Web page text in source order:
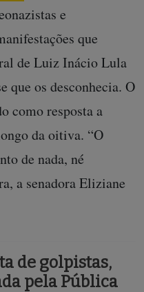
e
que
de Luiz Inácio Lula
que os desconhecia. O
como resposta a
da oitiva. “O
de nada, né
a senadora Eliziane
de golpistas,
pela Pública